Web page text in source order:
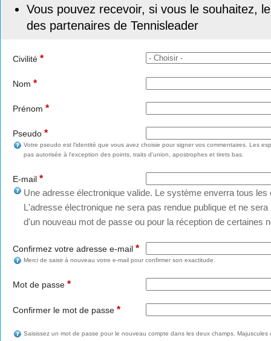
Vous pouvez recevoir, si vous le souhaitez,
des partenaires de Tennisleader
Civilité *
Nom *
Prénom *
Pseudo *
Votre pseudo est l'identité que vous avez choisie pour signer vos commentaires. Les
pas autorisée à l'exception des points, traits d'union, apostrophes et tirets bas.
E-mail *
Une adresse électronique valide. Le système enverra tous
L'adresse électronique ne sera pas rendue publique et ne
d'un nouveau mot de passe ou pour la réception de certaines
Confirmez votre adresse e-mail *
Merci de saisir à nouveau votre e-mail pour confirmer son exactitude.
Mot de passe *
Confirmer le mot de passe *
Saisissez un mot de passe pour le nouveau compte dans les deux champs. Majuscules